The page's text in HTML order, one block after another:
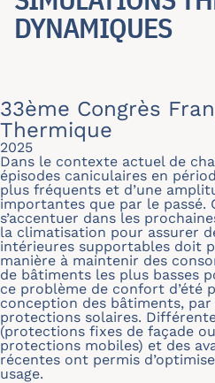
DYNAMIQUES
33ème Congrès
Thermique
2025
Dans le contexte actuel de
épisodes caniculaires en
plus fréquents et d’une
importantes que par le passé.
s’accentuer dans les
la climatisation pour assurer
intérieures supportables doit
manière à maintenir des
de bâtiments les plus basses
ce problème de confort d’été
conception des bâtiments,
protections solaires.
(protections fixes de façade
protections mobiles) et des
récentes ont permis
usage.